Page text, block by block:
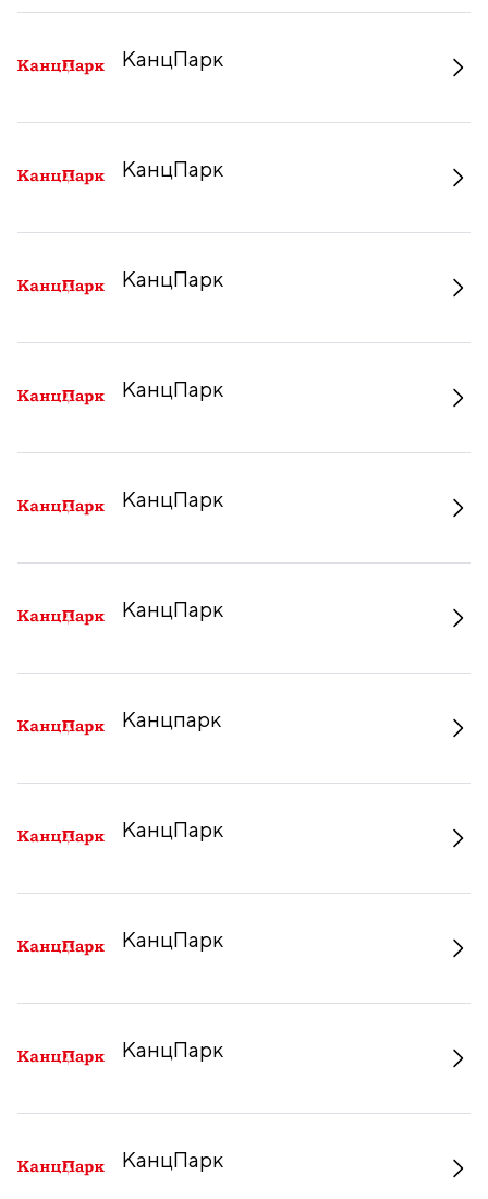
КанцПарк
КанцПарк
КанцПарк
КанцПарк
КанцПарк
КанцПарк
Канцпарк
КанцПарк
КанцПарк
КанцПарк
КанцПарк